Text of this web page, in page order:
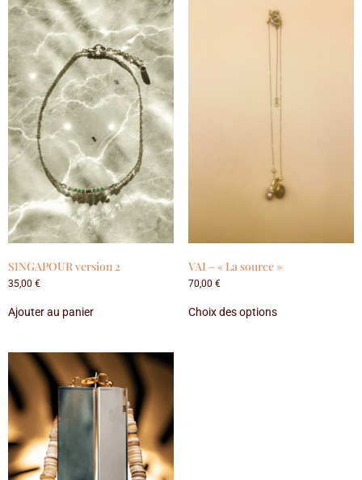
SINGAPOUR version 2
35,00 €
Ajouter au panier
VAI – « La source »
70,00 €
Choix des options